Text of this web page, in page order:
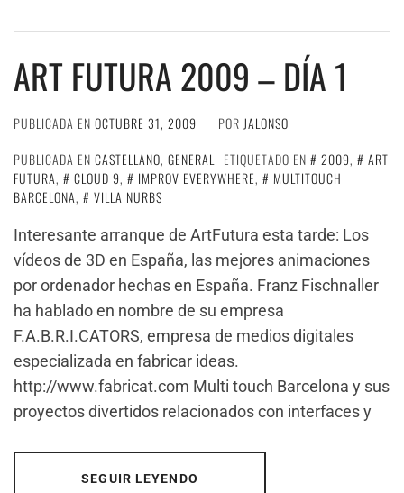
ART FUTURA 2009 – DÍA 1
PUBLICADA EN OCTUBRE 31, 2009 POR JALONSO
PUBLICADA EN CASTELLANO, GENERAL ETIQUETADO EN 2009,
ART
FUTURA, CLOUD 9, IMPROV EVERYWHERE,
MULTITOUCH
BARCELONA,
VILLA NURBS
Interesante arranque de ArtFutura esta tarde: Los
vídeos de 3D en España, las mejores animaciones
por ordenador hechas en España. Franz Fischnaller
ha hablado en nombre de su empresa
F.A.B.R.I.CATORS, empresa de medios digitales
especializada en fabricar ideas.
http://www.fabricat.com Multi touch Barcelona y sus
proyectos divertidos relacionados con interfaces y
SEGUIR LEYENDO